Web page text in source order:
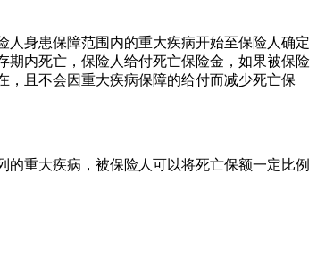
身患保障范围内的重大疾病开始至保险人确定
期内死亡，保险人给付死亡保险金，如果被保险
，且不会因重大疾病保障的给付而减少死亡保
重大疾病，被保险人可以将死亡保额一定比例